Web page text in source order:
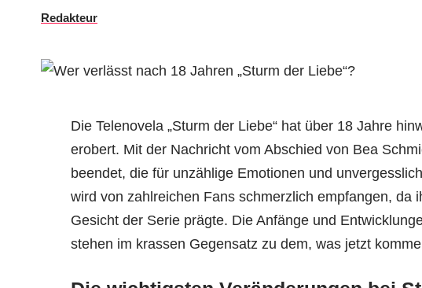
Redakteur
Die Telenovela „Sturm der Liebe“ hat über 18 Jahre
erobert. Mit der Nachricht vom Abschied von Bea
beendet, die für unzählige Emotionen und
wird von zahlreichen Fans schmerzlich empfangen, da
Gesicht der Serie prägte. Die Anfänge und
stehen im krassen Gegensatz zu dem, was jetzt